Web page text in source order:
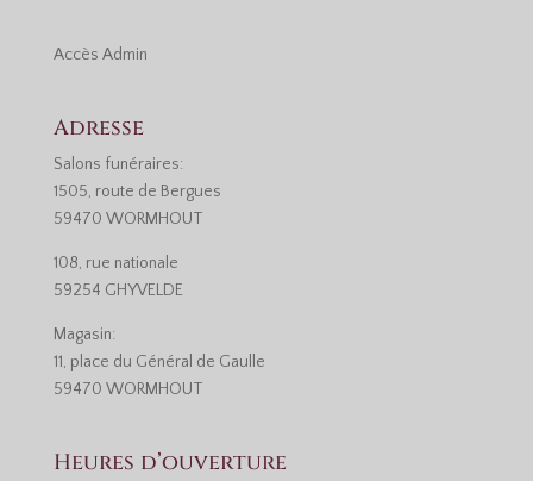
Accès Admin
Adresse
Salons funéraires:
1505, route de Bergues
59470 WORMHOUT
108, rue nationale
59254 GHYVELDE
Magasin:
11, place du Général de Gaulle
59470 WORMHOUT
Heures d’ouverture